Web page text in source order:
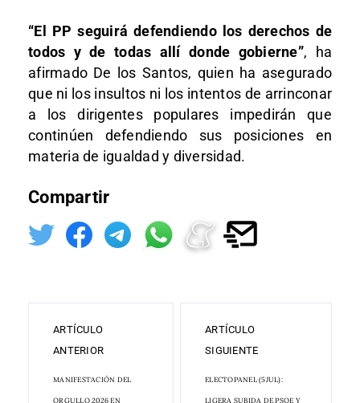
“El PP seguirá defendiendo los derechos de
todos y de todas allí donde gobierne”, ha
afirmado De los Santos, quien ha asegurado
que ni los insultos ni los intentos de arrinconar
a los dirigentes populares impedirán que
continúen defendiendo sus posiciones en
materia de igualdad y diversidad.
Compartir
ARTÍCULO
ANTERIOR
MANIFESTACIÓN DEL
ORGULLO 2026 EN
ARTÍCULO
SIGUIENTE
ELECTOPANEL (5JUL):
LIGERA SUBIDA DE PSOE Y